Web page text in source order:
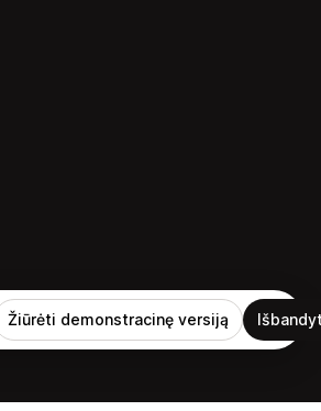
Žiūrėti demonstracinę versiją